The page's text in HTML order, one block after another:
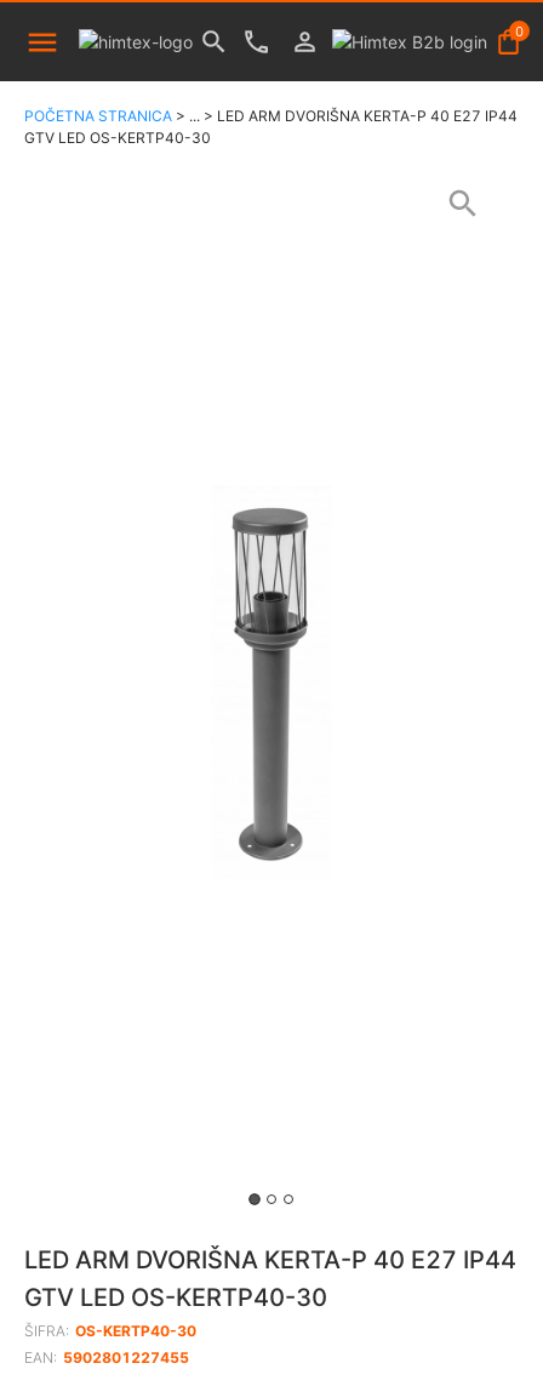
0
POČETNA STRANICA > ... > LED ARM DVORIŠNA KERTA-P 40 E27 IP44
GTV LED OS-KERTP40-30
LED ARM DVORIŠNA KERTA-P 40 E27 IP44
GTV LED OS-KERTP40-30
ŠIFRA: OS-KERTP40-30
EAN: 5902801227455